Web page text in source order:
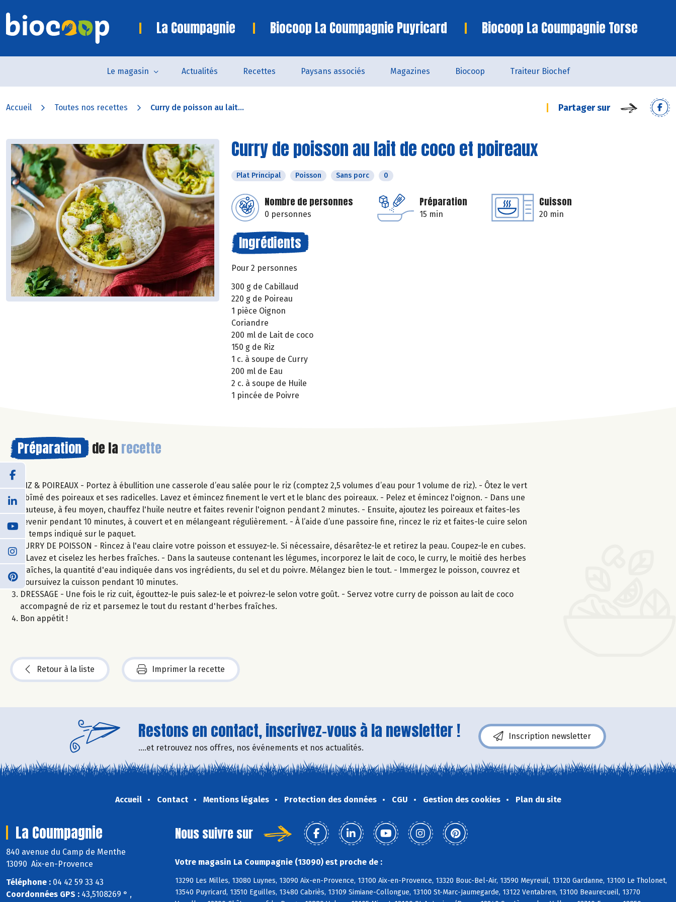
La Coumpagnie Biocoop La Coumpagnie Puyricard Biocoop La Coumpagnie Torse
Le magasin Actualités Recettes Paysans associés Magazines Biocoop Traiteur Biochef
Accueil Toutes nos recettes Curry de poisson au lait... Partager sur
Curry de poisson au lait de coco et poireaux
Plat Principal Poisson Sans porc 0
Nombre de personnes
0 personnes
Préparation
15 min
Cuisson
20 min
Ingrédients
Pour 2 personnes
300 g de Cabillaud
220 g de Poireau
1 pièce Oignon
Coriandre
200 ml de Lait de coco
150 g de Riz
1 c. à soupe de Curry
200 ml de Eau
2 c. à soupe de Huile
1 pincée de Poivre
Préparation de la recette
RIZ & POIREAUX - Portez à ébullition une casserole d’eau salée pour le riz (comptez 2,5 volumes d’eau pour 1 volume de riz). - Ôtez le vert
abîmé des poireaux et ses radicelles. Lavez et émincez finement le vert et le blanc des poireaux. - Pelez et émincez l'oignon. - Dans une
sauteuse, à feu moyen, chauffez l'huile neutre et faites revenir l'oignon pendant 2 minutes. - Ensuite, ajoutez les poireaux et faites-les
revenir pendant 10 minutes, à couvert et en mélangeant régulièrement. - À l’aide d’une passoire fine, rincez le riz et faites-le cuire selon
le temps indiqué sur le paquet.
CURRY DE POISSON - Rincez à l'eau claire votre poisson et essuyez-le. Si nécessaire, désarêtez-le et retirez la peau. Coupez-le en cubes.
- Lavez et ciselez les herbes fraîches. - Dans la sauteuse contenant les légumes, incorporez le lait de coco, le curry, le moitié des herbes
fraîches, la quantité d'eau indiquée dans vos ingrédients, du sel et du poivre. Mélangez bien le tout. - Immergez le poisson, couvrez et
poursuivez la cuisson pendant 10 minutes.
DRESSAGE - Une fois le riz cuit, égouttez-le puis salez-le et poivrez-le selon votre goût. - Servez votre curry de poisson au lait de coco
accompagné de riz et parsemez le tout du restant d'herbes fraîches.
Bon appétit !
Retour à la liste Imprimer la recette
Restons en contact, inscrivez-vous à la newsletter !
....et retrouvez nos offres, nos événements et nos actualités.
Inscription newsletter
Accueil Contact Mentions légales Protection des données CGU Gestion des cookies Plan du site
La Coumpagnie
840 avenue du Camp de Menthe
13090 Aix-en-Provence
Téléphone : 04 42 59 33 43
Coordonnées GPS : 43,5108269 ° ,
Nous suivre sur
Votre magasin La Coumpagnie (13090) est proche de :
13290 Les Milles, 13080 Luynes, 13090 Aix-en-Provence, 13100 Aix-en-Provence, 13320 Bouc-Bel-Air, 13590 Meyreuil, 13120 Gardanne, 13100 Le Tholonet,
13540 Puyricard, 13510 Eguilles, 13480 Cabriès, 13109 Simiane-Collongue, 13100 St-Marc-Jaumegarde, 13122 Ventabren, 13100 Beaurecueil, 13770